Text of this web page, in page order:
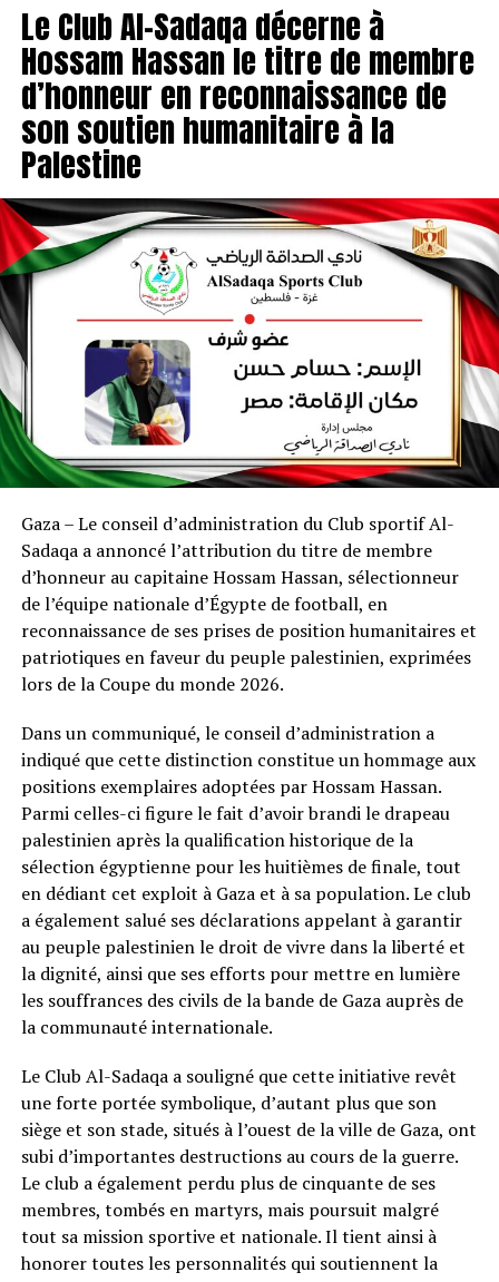
Le Club Al-Sadaqa décerne à
Hossam Hassan le titre de membre
d’honneur en reconnaissance de
son soutien humanitaire à la
Palestine
Gaza – Le conseil d’administration du Club sportif Al-
Sadaqa a annoncé l’attribution du titre de membre
d’honneur au capitaine Hossam Hassan, sélectionneur
de l’équipe nationale d’Égypte de football, en
reconnaissance de ses prises de position humanitaires et
patriotiques en faveur du peuple palestinien, exprimées
lors de la Coupe du monde 2026.
Dans un communiqué, le conseil d’administration a
indiqué que cette distinction constitue un hommage aux
positions exemplaires adoptées par Hossam Hassan.
Parmi celles-ci figure le fait d’avoir brandi le drapeau
palestinien après la qualification historique de la
sélection égyptienne pour les huitièmes de finale, tout
en dédiant cet exploit à Gaza et à sa population. Le club
a également salué ses déclarations appelant à garantir
au peuple palestinien le droit de vivre dans la liberté et
la dignité, ainsi que ses efforts pour mettre en lumière
les souffrances des civils de la bande de Gaza auprès de
la communauté internationale.
Le Club Al-Sadaqa a souligné que cette initiative revêt
une forte portée symbolique, d’autant plus que son
siège et son stade, situés à l’ouest de la ville de Gaza, ont
subi d’importantes destructions au cours de la guerre.
Le club a également perdu plus de cinquante de ses
membres, tombés en martyrs, mais poursuit malgré
tout sa mission sportive et nationale. Il tient ainsi à
honorer toutes les personnalités qui soutiennent la